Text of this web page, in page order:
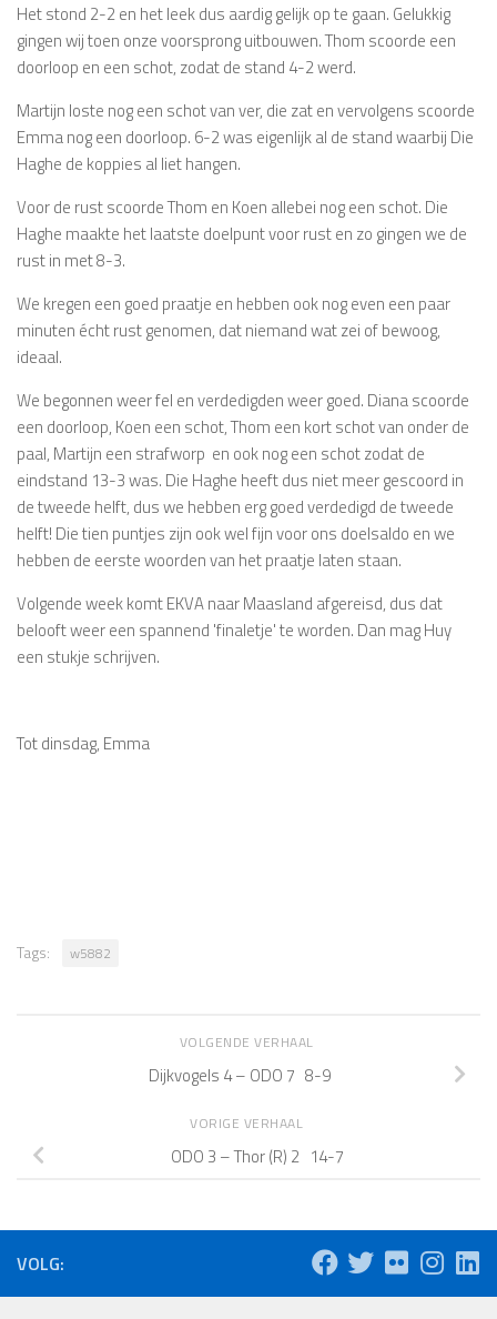
Het stond 2-2 en het leek dus aardig gelijk op te gaan. Gelukkig
gingen wij toen onze voorsprong uitbouwen. Thom scoorde een
doorloop en een schot, zodat de stand 4-2 werd.
Martijn loste nog een schot van ver, die zat en vervolgens scoorde
Emma nog een doorloop. 6-2 was eigenlijk al de stand waarbij Die
Haghe de koppies al liet hangen.
Voor de rust scoorde Thom en Koen allebei nog een schot. Die
Haghe maakte het laatste doelpunt voor rust en zo gingen we de
rust in met 8-3.
We kregen een goed praatje en hebben ook nog even een paar
minuten écht rust genomen, dat niemand wat zei of bewoog,
ideaal.
We begonnen weer fel en verdedigden weer goed. Diana scoorde
een doorloop, Koen een schot, Thom een kort schot van onder de
paal, Martijn een strafworp en ook nog een schot zodat de
eindstand 13-3 was. Die Haghe heeft dus niet meer gescoord in
de tweede helft, dus we hebben erg goed verdedigd de tweede
helft! Die tien puntjes zijn ook wel fijn voor ons doelsaldo en we
hebben de eerste woorden van het praatje laten staan.
Volgende week komt EKVA naar Maasland afgereisd, dus dat
belooft weer een spannend 'finaletje' te worden. Dan mag Huy
een stukje schrijven.
Tot dinsdag, Emma
Tags: w5882
VOLGENDE VERHAAL
Dijkvogels 4 – ODO 7 8-9
VORIGE VERHAAL
ODO 3 – Thor (R) 2 14-7
VOLG: